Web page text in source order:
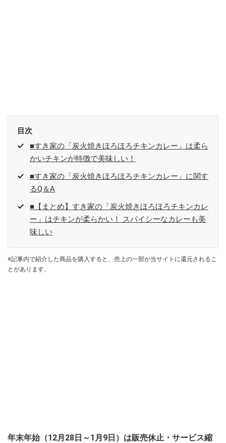
目次
■すき家の「炭火焼きほろほろチキンカレー」は柔ら
かいチキンが特徴で美味しい！
■すき家の「炭火焼きほろほろチキンカレー」に関す
るQ＆A
■【まとめ】すき家の「炭火焼きほろほろチキンカレ
ー」はチキンが柔らかい！ スパイシーなカレーも美
味しい
※記事内で紹介した商品を購入すると、売上の一部が当サイトに還元されるこ
とがあります。
年末年始（12月28日～1月9日）は販売休止・サービス縮